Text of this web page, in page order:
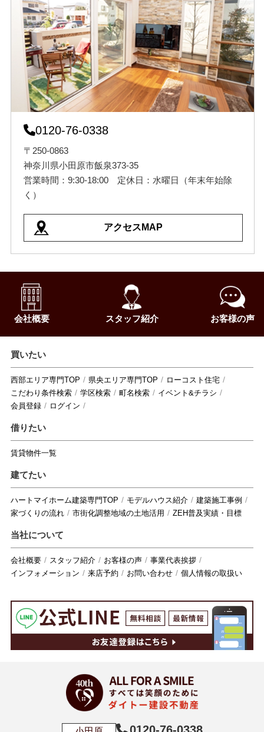
0120-76-0338
〒250-0863
神奈川県小田原市飯泉373-35
営業時間：9:30-18:00 定休日：水曜日（年末年始除
く）
アクセスMAP
会社概要 スタッフ紹介 お客様の声
買いたい
西部エリア専門TOP 県央エリア専門TOP
ローコスト住宅
こだわり条件検索
学区検索 町名検索
イベント&チラシ
会員登録
ログイン
借りたい
賃貸物件一覧
建てたい
ハートマイホーム建築専門TOP モデルハウス紹介
建築施工事例
家づくりの流れ
市街化調整地域の土地活用 ZEH普及実績・目標
当社について
会社概要 スタッフ紹介 お客様の声
事業代表挨拶
インフォメーション
来店予約 お問い合わせ 個人情報の取扱い